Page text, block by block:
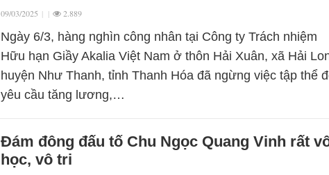
09/03/2025 | | 2.889
Ngày 6/3, hàng nghìn công nhân tại Công ty Trách nhiệm
Hữu hạn Giầy Akalia Việt Nam ở thôn Hải Xuân, xã Hải
huyện Như Thanh, tỉnh Thanh Hóa đã ngừng việc tập thể
yêu cầu tăng lương,…
Đám đông đấu tố Chu Ngọc Quang Vinh rất
học, vô tri